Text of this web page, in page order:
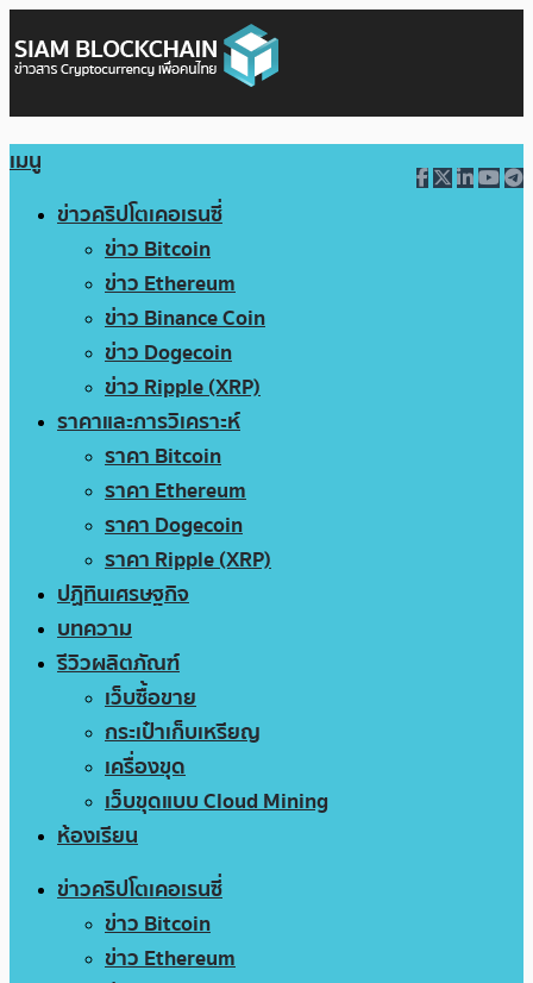
เมนู
ข่าวคริปโตเคอเรนซี่
ข่าว Bitcoin
ข่าว Ethereum
ข่าว Binance Coin
ข่าว Dogecoin
ข่าว Ripple (XRP)
ราคาและการวิเคราะห์
ราคา Bitcoin
ราคา Ethereum
ราคา Dogecoin
ราคา Ripple (XRP)
ปฏิทินเศรษฐกิจ
บทความ
รีวิวผลิตภัณฑ์
เว็บซื้อขาย
กระเป๋าเก็บเหรียญ
เครื่องขุด
เว็บขุดแบบ Cloud Mining
ห้องเรียน
ข่าวคริปโตเคอเรนซี่
ข่าว Bitcoin
ข่าว Ethereum